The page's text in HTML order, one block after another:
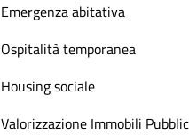
Emergenza abitativa
Ospitalità temporanea
Housing sociale
Valorizzazione Immobili